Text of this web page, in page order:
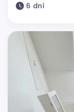
6 dní